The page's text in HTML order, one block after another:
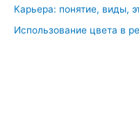
Карьера: понятие, виды,
Использование цвета в